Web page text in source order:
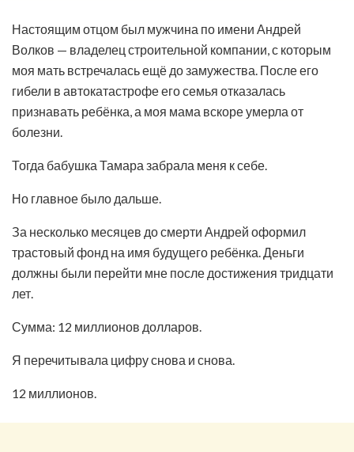
Настоящим отцом был мужчина по имени Андрей
Волков — владелец строительной компании, с которым
моя мать встречалась ещё до замужества. После его
гибели в автокатастрофе его семья отказалась
признавать ребёнка, а моя мама вскоре умерла от
болезни.
Тогда бабушка Тамара забрала меня к себе.
Но главное было дальше.
За несколько месяцев до смерти Андрей оформил
трастовый фонд на имя будущего ребёнка. Деньги
должны были перейти мне после достижения тридцати
лет.
Сумма: 12 миллионов долларов.
Я перечитывала цифру снова и снова.
12 миллионов.